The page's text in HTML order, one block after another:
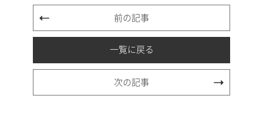
前の記事
一覧に戻る
次の記事